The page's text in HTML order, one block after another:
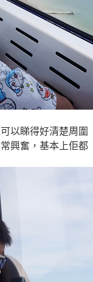
可以睇得好清楚周圍
興奮 ，基本上佢都